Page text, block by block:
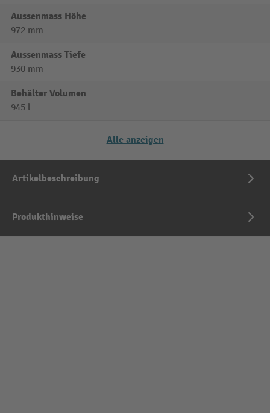
Aussenmass Höhe
972 mm
Aussenmass Tiefe
930 mm
Behälter Volumen
945 l
Alle anzeigen
Artikelbeschreibung
Produkthinweise